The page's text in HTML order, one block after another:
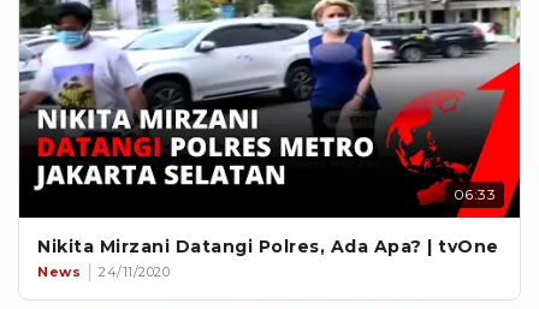
06:33
Nikita Mirzani Datangi Polres, Ada Apa? | tvOne
News 24/11/2020